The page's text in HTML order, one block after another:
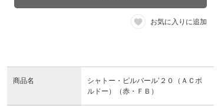
お気に入りに追加
商品名
シャトー・ピルバール’２０（ＡＣボ
ルドー）（赤・ＦＢ）